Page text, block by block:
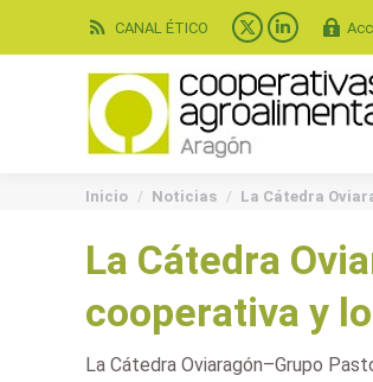
CANAL ÉTICO
X
page
opens
window
Linkedin
page
opens
window
You are here:
Inicio Noticias La Cátedra
La Cátedra
cooperativa y
La Cátedra Oviaragón–Grupo